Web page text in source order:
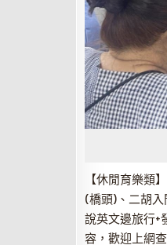
【休閒育樂
(橋頭)、二胡
說英文邊旅行+
容，歡迎上網